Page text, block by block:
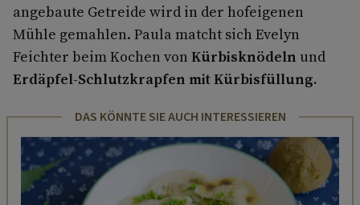
angebaute Getreide wird in der hofeigenen
Mühle gemahlen. Paula matcht sich Evelyn
Feichter beim Kochen von Kürbisknödeln und
Erdäpfel-Schlutzkrapfen mit Kürbisfüllung.
DAS KÖNNTE SIE AUCH INTERESSIEREN